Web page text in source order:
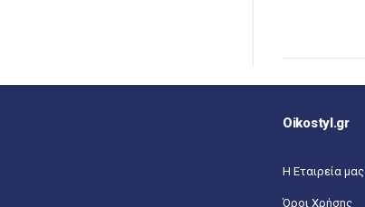
Oikostyl.gr
Η Εταιρεία μας
Όροι Χρήσης